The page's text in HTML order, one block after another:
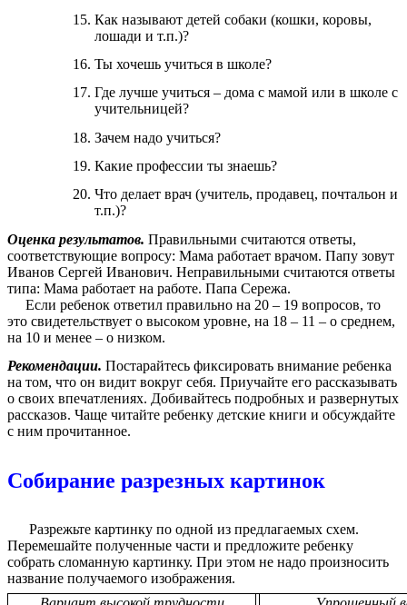
Как называют детей собаки (кошки, коровы,
лошади и т.п.)?
Ты хочешь учиться в школе?
Где лучше учиться – дома с мамой или в школе с
учительницей?
Зачем надо учиться?
Какие профессии ты знаешь?
Что делает врач (учитель, продавец, почтальон и
т.п.)?
Оценка результатов. Правильными считаются ответы,
соответствующие вопросу: Мама работает врачом. Папу зовут
Иванов Сергей Иванович. Неправильными считаются ответы
типа: Мама работает на работе. Папа Сережа.
Если ребенок ответил правильно на 20 – 19 вопросов, то
это свидетельствует о высоком уровне, на 18 – 11 – о среднем,
на 10 и менее – о низком.
Рекомендации. Постарайтесь фиксировать внимание ребенка
на том, что он видит вокруг себя. Приучайте его рассказывать
о своих впечатлениях. Добивайтесь подробных и развернутых
рассказов. Чаще читайте ребенку детские книги и обсуждайте
с ним прочитанное.
Собирание разрезных картинок
Разрежьте картинку по одной из предлагаемых схем.
Перемешайте полученные части и предложите ребенку
собрать сломанную картинку. При этом не надо произносить
название получаемого изображения.